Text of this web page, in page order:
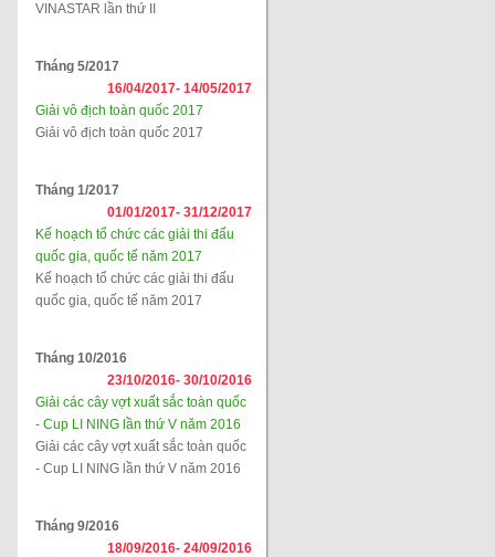
VINASTAR lần thứ II
Tháng 5/2017
16/04/2017- 14/05/2017
Giải vô địch toàn quốc 2017
Giải vô địch toàn quốc 2017
Tháng 1/2017
01/01/2017- 31/12/2017
Kế hoạch tổ chức các giải thi đấu
quốc gia, quốc tế năm 2017
Kế hoạch tổ chức các giải thi đấu
quốc gia, quốc tế năm 2017
Tháng 10/2016
23/10/2016- 30/10/2016
Giải các cây vợt xuất sắc toàn quốc
- Cup LI NING lần thứ V năm 2016
Giải các cây vợt xuất sắc toàn quốc
- Cup LI NING lần thứ V năm 2016
Tháng 9/2016
18/09/2016- 24/09/2016